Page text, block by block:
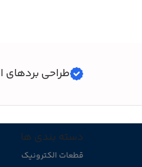
طراحی بردهای
دسته بندی ها
قطعات الکترونیک